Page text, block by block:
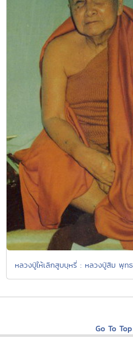
หลวงปู่ให้เลิกสูบบุหรี่ : หลวงปู่สิม พุทธ
Go To Top